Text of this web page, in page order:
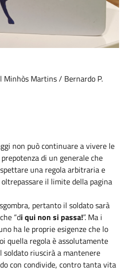
Minhòs Martins / Bernardo P.
non può continuare a vivere le
di un generale che
una regola arbitraria e
il limite della pagina
pertanto il soldato sarà
“di qui non si passa!”. Ma i
ha le proprie esigenze che lo
quella regola è assolutamente
soldato riuscirà a mantenere
con condivide, contro tanta vita